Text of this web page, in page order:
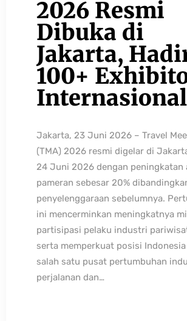
2026 Resmi
Dibuka di
Jakarta,
100+
Internasional
Jakarta, 23 Juni 2026 – Travel
(TMA) 2026 resmi digelar di
24 Juni 2026 dengan peningkatan
pameran sebesar 20%
penyelenggaraan sebelumnya.
ini mencerminkan meningkatnya
partisipasi pelaku industri
serta memperkuat posisi Indonesia
salah satu pusat pertumbuhan
perjalanan dan…